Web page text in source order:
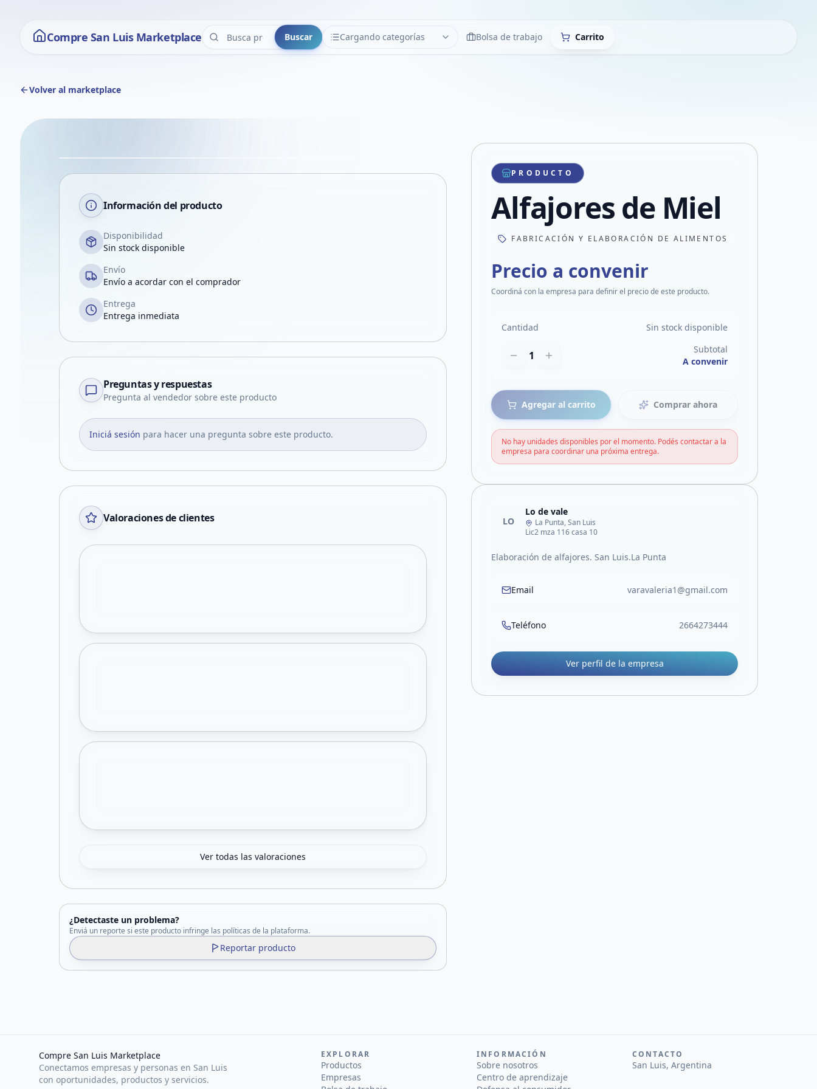
Compre San Luis Marketplace Buscar Cargando categorías
CATEGORÍAS LimpiarBolsa de trabajo Carrito
Volver al marketplace
VER EN PANTALLA COMPLETA
Compartir producto
Compartir por WhatsApp
Compartir por mail
Compartir en Facebook
Compartir en X
Información del producto
Disponibilidad
Sin stock disponible
Envío
Envío a acordar con el comprador
Entrega
Entrega inmediata
Preguntas y respuestas
Pregunta al vendedor sobre este producto
Iniciá sesión para hacer una pregunta sobre este producto.
Valoraciones de clientes
Ver todas las valoraciones
¿Detectaste un problema?
Enviá un reporte si este producto infringe las políticas de la plataforma.
Reportar producto
PRODUCTO
Alfajores de Miel
FABRICACIÓN Y ELABORACIÓN DE ALIMENTOS
Precio a convenir
Coordiná con la empresa para definir el precio de este producto.
Cantidad Sin stock disponible
1
Subtotal
A convenir
Agregar al carrito Comprar ahora
No hay unidades disponibles por el momento. Podés contactar a la
empresa para coordinar una próxima entrega.
LO
Lo de vale
La Punta, San Luis
Lic2 mza 116 casa 10
Elaboración de alfajores. San Luis.La Punta
Email varavaleria1@gmail.com
Teléfono 2664273444
Ver perfil de la empresa
Compre San Luis Marketplace
Conectamos empresas y personas en San Luis
con oportunidades, productos y servicios.
EXPLORAR
Productos
Empresas
INFORMACIÓN
Sobre nosotros
Centro de aprendizaje
CONTACTO
San Luis, Argentina